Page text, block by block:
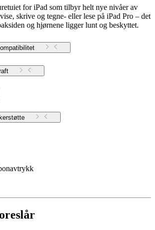
for iPad som tilbyr helt nye nivåer av
skrive og tegne- eller lese på iPad Pro – det
og hjørnene ligger lunt og beskyttet.
og Brukerstøtte